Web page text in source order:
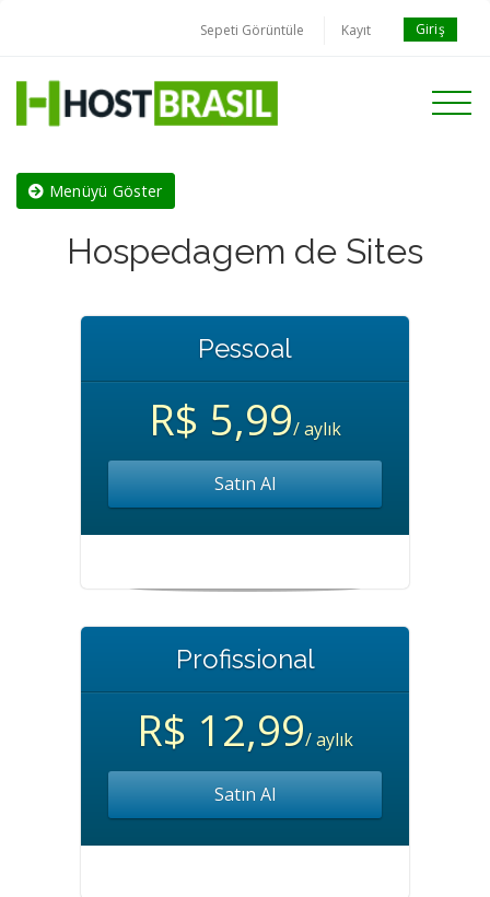
Sepeti Görüntüle Kayıt Giriş
Toggle
Menüyü Göster
Hospedagem de Sites
Pessoal
R$ 5,99/ aylık
Satın Al
Profissional
R$ 12,99/ aylık
Satın Al